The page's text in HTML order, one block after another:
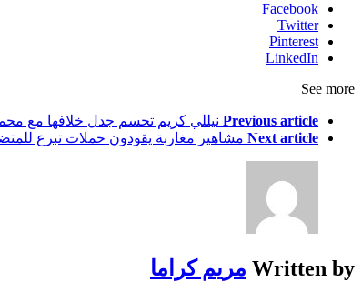
Facebook
Twitter
Pinterest
LinkedIn
See more
Previous article نيللي كريم تحسم جدل خلافها مع
Next article مشاهير مغاربة يقودون حملات تبرع
Written by مريم كراما